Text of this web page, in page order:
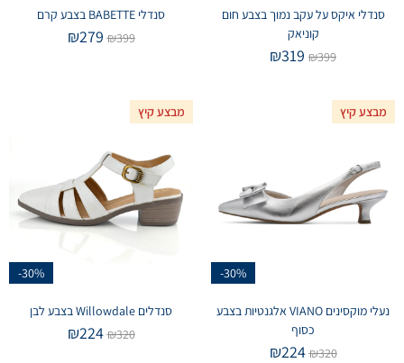
סנדלי איקס על עקב נמוך בצבע חום
קוניאק
₪399
₪319
סנדלי BABETTE בצבע קרם
₪399
₪279
מבצע קיץ
-30%
נעלי מוקסינים VIANO אלגנטיות בצבע
כסוף
₪320
₪224
מבצע קיץ
-30%
סנדלים Willowdale בצבע לבן
₪320
₪224